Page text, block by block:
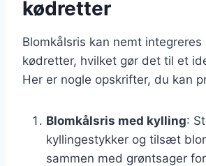
kødretter
Blomkålsris kan nemt
kødretter, hvilket gør det til et
Her er nogle opskrifter, du kan
Blomkålsris med kylling:
kyllingestykker og tilsæt
sammen med grøntsager